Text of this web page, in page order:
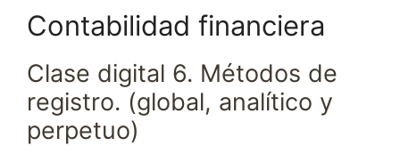
Contabilidad financiera
Clase digital 6. Métodos de
registro. (global, analítico y
perpetuo)